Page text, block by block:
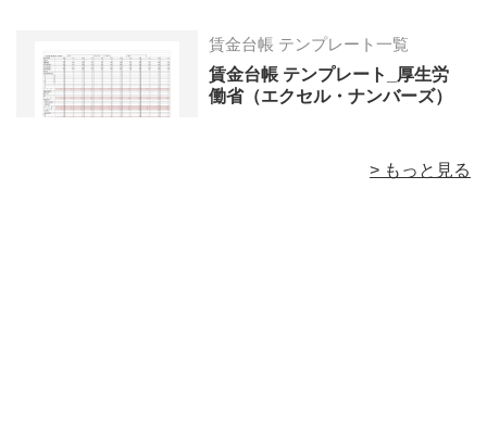
賃金台帳 テンプレート一覧
賃金台帳 テンプレート_厚生労
働省（エクセル・ナンバーズ）
> もっと見る